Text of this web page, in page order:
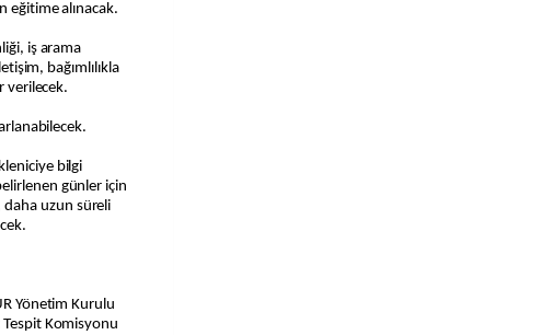
eğitime alınacak.
iş arama
bağımlılıkla
verilecek.
bilgi
günler için
uzun süreli
Yönetim Kurulu
Komisyonu